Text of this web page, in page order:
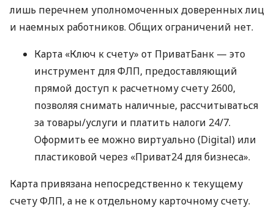
лишь перечнем уполномоченных доверенных лиц
и наемных работников. Общих ограничений нет.
Карта «Ключ к счету» от ПриватБанк — это
инструмент для ФЛП, предоставляющий
прямой доступ к расчетному счету 2600,
позволяя снимать наличные, рассчитываться
за товары/услуги и платить налоги 24/7.
Оформить ее можно виртуально (Digital) или
пластиковой через «Приват24 для бизнеса».
Карта привязана непосредственно к текущему
счету ФЛП, а не к отдельному карточному счету.